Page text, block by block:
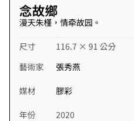
念故鄉
漫天朱槿，情牵故园。
尺寸
116.7 × 91 公分
藝術家
張秀燕
媒材 膠彩
年份 2020